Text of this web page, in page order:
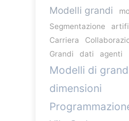
Modelli grandi
Segmentazione
Carriera
Grandi
dati agenti
Modelli di
dimensioni